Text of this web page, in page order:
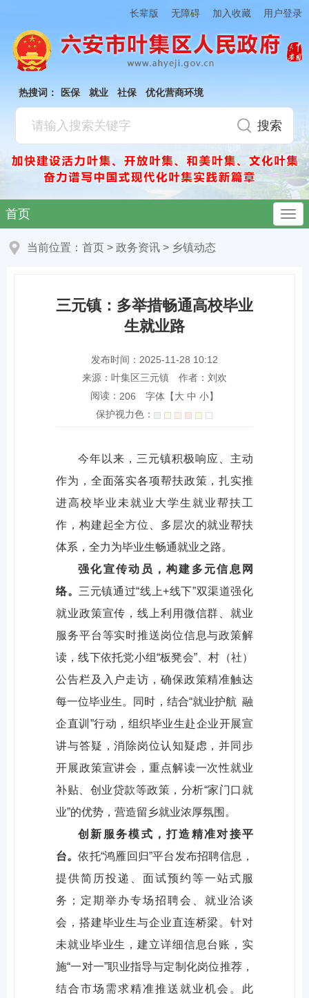
长辈版 无障碍 加入收藏 用户登录
热搜词： 医保 就业 社保 优化营商环境
首页
当前位置： 首页 > 政务资讯 > 乡镇动态
三元镇：多举措畅通高校毕业
生就业路
发布时间：2025-11-28 10:12
来源：叶集区三元镇
作者：刘欢
阅读： 206 字体【大 中 小】
保护视力色：
今年以来，三元镇积极响应、主动
作为，全面落实各项帮扶政策，扎实推
进高校毕业未就业大学生就业帮扶工
作，构建起全方位、多层次的就业帮扶
体系，全力为毕业生畅通就业之路。
强化宣传动员，构建多元信息网
络。 三元镇通过“线上+线下”双渠道强化
就业政策宣传，线上利用微信群、就业
服务平台等实时推送岗位信息与政策解
读，线下依托党小组“板凳会”、村（社）
公告栏及入户走访，确保政策精准触达
每一位毕业生。同时，结合“就业护航 融
企直训”行动，组织毕业生赴企业开展宣
讲与答疑，消除岗位认知疑虑，并同步
开展政策宣讲会，重点解读一次性就业
补贴、创业贷款等政策，分析“家门口就
业”的优势，营造留乡就业浓厚氛围。
创新服务模式，打造精准对接平
台。依托“鸿雁回归”平台发布招聘信息，
提供简历投递、面试预约等一站式服
务；定期举办专场招聘会、就业洽谈
会，搭建毕业生与企业直连桥梁。针对
未就业毕业生，建立详细信息台账，实
施“一对一”职业指导与定制化岗位推荐，
结合市场需求精准推送就业机会。此